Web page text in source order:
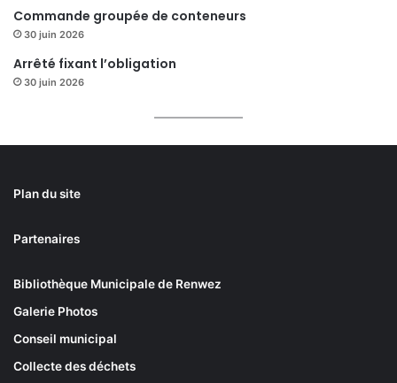
Commande groupée de conteneurs
30 juin 2026
Arrêté fixant l’obligation
30 juin 2026
Plan du site
Partenaires
Bibliothèque Municipale de Renwez
Galerie Photos
Conseil municipal
Collecte des déchets